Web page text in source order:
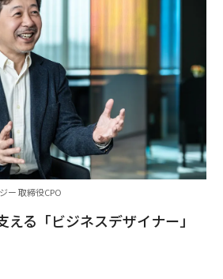
ー 取締役CPO
える「ビジネスデザイナー」